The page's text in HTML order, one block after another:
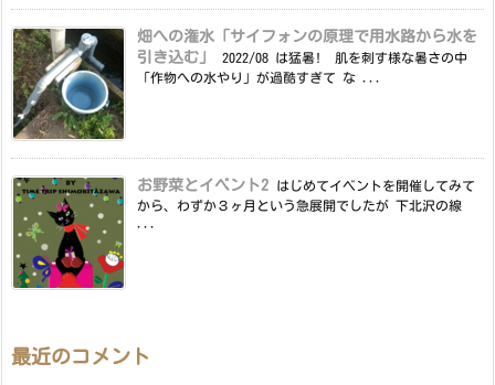
畑への潅水「サイフォンの原理で用水路から水を
引き込む」
2022/08 は猛暑! 肌を刺す様な暑さの中
「作物への水やり」が過酷すぎて な ...
お野菜とイベント2
はじめてイベントを開催してみて
から、わずか３ヶ月という急展開でしたが 下北沢の線
...
最近のコメント